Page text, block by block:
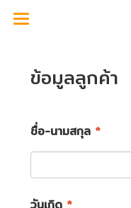
ข้อมูลลูกค้า
ชื่อ-นามสกุล *